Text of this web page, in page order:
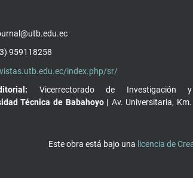
959118258
index.php/sr/
Vicerrectorado de Investigación y
Técnica de Babahoyo | Av. Universitaria, Km.
Este obra está bajo una licencia de